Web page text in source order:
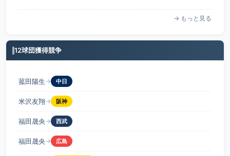
→ もっと見る
12球団獲得競争
菰田陽生→ 中日
米沢友翔→ 阪神
福田晟央→ 西武
福田晟央→ 広島